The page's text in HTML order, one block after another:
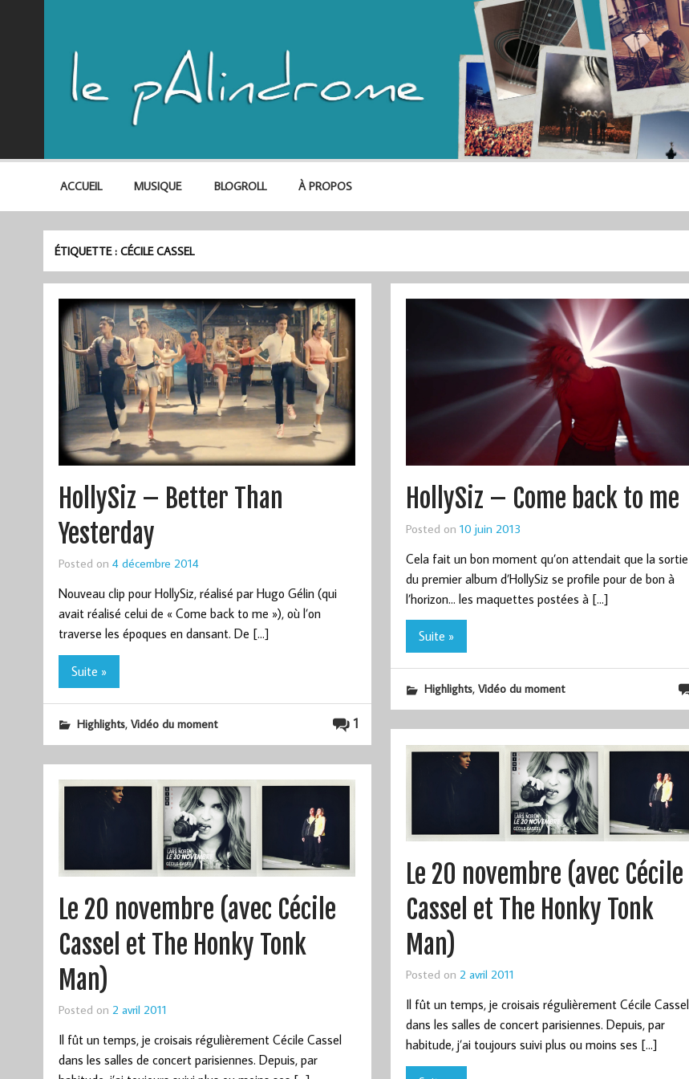
ACCUEIL MUSIQUE BLOGROLL À PROPOS
ÉTIQUETTE :CÉCILE CASSEL
HollySiz – Better Than
Yesterday
Posted on 4 décembre 2014
Nouveau clip pour HollySiz, réalisé par Hugo Gélin (qui
avait réalisé celui de « Come back to me »), où l’on
traverse les époques en dansant. De […]
Suite »
1
Highlights, Vidéo du moment
HollySiz – Come back to me
Posted on 10 juin 2013
Cela fait un bon moment qu’on attendait que la sortie
du premier album d’HollySiz se profile pour de bon à
l’horizon… les maquettes postées à […]
Suite »
Highlights, Vidéo du moment
Le 20 novembre (avec Cécile
Cassel et The Honky Tonk
Man)
Posted on 2 avril 2011
Il fût un temps, je croisais régulièrement Cécile Cassel
dans les salles de concert parisiennes. Depuis, par
habitude, j’ai toujours suivi plus ou moins ses […]
Le 20 novembre (avec Cécile
Cassel et The Honky Tonk
Man)
Posted on 2 avril 2011
Il fût un temps, je croisais régulièrement Cécile Cassel
dans les salles de concert parisiennes. Depuis, par